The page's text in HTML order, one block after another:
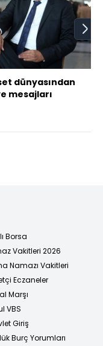
dünyasından
mesajları
Borsa
Vakitleri 2026
Namazı Vakitleri
Eczaneler
Marşı
VBS
Giriş
Burç Yorumları